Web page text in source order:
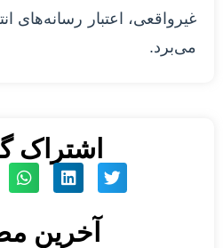
غیرواقعی، اعتبار رسانه‌های
می‌برد.
اشتراک
آخرین